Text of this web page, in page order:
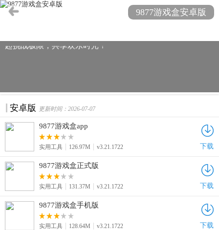
需求。安卓版轻松下载，手机APP免费体验，让您随时随地
畅享游戏乐趣。安全无毒，绿色无广告，打造最优质的游戏
起挑战极限，共享欢乐时光！
9877游戏盒安卓版
安卓版 更新时间：2026-07-07
9877游戏盒app
实用工具 126.97M v3.21.1722 下载
9877游戏盒正式版
实用工具 131.37M v3.21.1722 下载
9877游戏盒手机版
实用工具 128.64M v3.21.1722 下载